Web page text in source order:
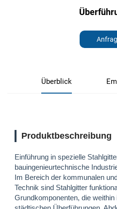
Überblick
Produktbeschreibung
Einführung in spezielle
bauingenieurtechnische
Im Bereich der kommunalen
Technik sind Stahlgitter
Grundkomponenten, die weithin